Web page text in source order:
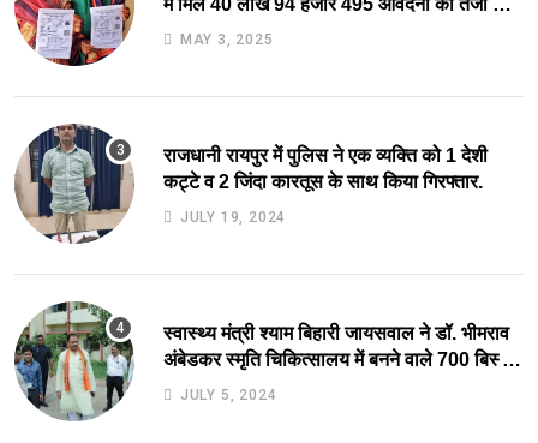
में मिले 40 लाख 94 हजार 495 आवेदनों का तेजी से
निराकरण की ओर.
MAY 3, 2025
राजधानी रायपुर में पुलिस ने एक व्यक्ति को 1 देशी
कट्टे व 2 जिंदा कारतूस के साथ किया गिरफ्तार.
JULY 19, 2024
स्वास्थ्य मंत्री श्याम बिहारी जायसवाल ने डॉ. भीमराव
अंबेडकर स्मृति चिकित्सालय में बनने वाले 700 बिस्तर
अस्पताल का किया स्थल निरीक्षण.
JULY 5, 2024